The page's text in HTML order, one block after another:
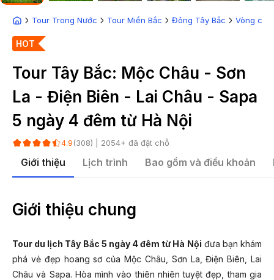
Tour Trong Nước Tour Miền Bắc Đông Tây Bắc Vòng
HOT
Tour Tây Bắc: Mộc Châu - Sơn
La - Điện Biên - Lai Châu - Sapa
5 ngày 4 đêm từ Hà Nội
4.9 (308) | 2054+ đã đặt chỗ
Giới thiệu Lịch trình Bao gồm và điều khoản
Giới thiệu chung
Tour du lịch Tây Bắc 5 ngày 4 đêm từ Hà Nội đưa bạn khám
phá vẻ đẹp hoang sơ của Mộc Châu, Sơn La, Điện Biên, Lai
Châu và Sapa. Hòa mình vào thiên nhiên tuyệt đẹp, tham gia